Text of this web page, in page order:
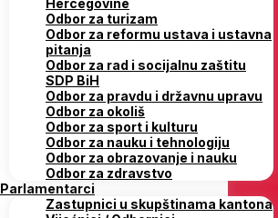
Hercegovine
Odbor za turizam
Odbor za reformu ustava i ustavna
pitanja
Odbor za rad i socijalnu zaštitu
SDP BiH
Odbor za pravdu i državnu upravu
Odbor za okoliš
Odbor za sport i kulturu
Odbor za nauku i tehnologiju
Odbor za obrazovanje i nauku
Odbor za zdravstvo
Parlamentarci
Zastupnici u skupštinama kantona